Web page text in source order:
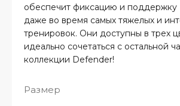
обеспечит фиксацию и поддержку
даже во время самых тяжелых и
тренировок. Они доступны в трех
идеально сочетаться с остальной
коллекции Defender!
Размер